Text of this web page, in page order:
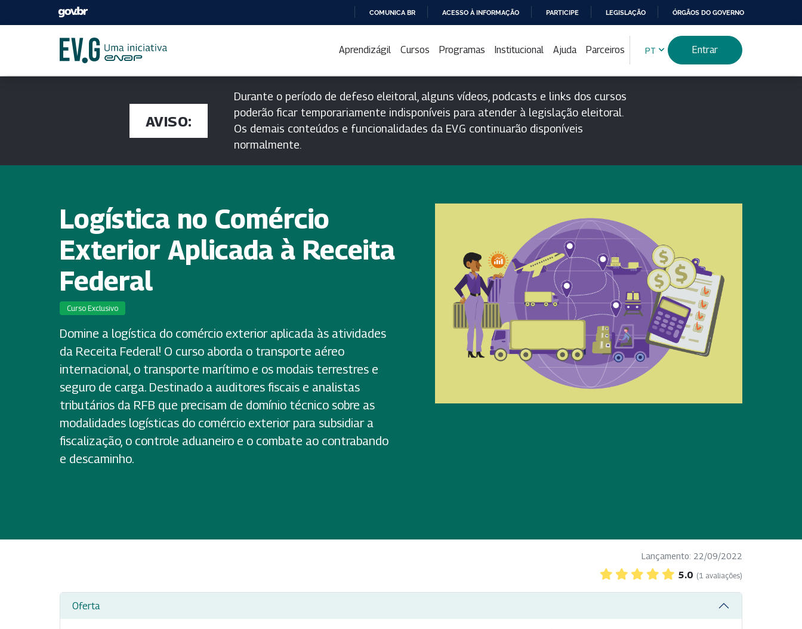
PARA
CONTEÚDO
COMUNICA BR ACESSO À INFORMAÇÃO PARTICIPE LEGISLAÇÃO ÓRGÃOS DO GOVERNO
Aprendizágil Cursos Programas Institucional Ajuda Parceiros PT Entrar
AVISO:
Durante o período de defeso eleitoral, alguns vídeos, podcasts e links dos cursos
poderão ficar temporariamente indisponíveis para atender à legislação eleitoral.
Os demais conteúdos e funcionalidades da EV.G continuarão disponíveis
normalmente.
Logística no Comércio
Exterior Aplicada à Receita
Federal
Curso Exclusivo
Domine a logística do comércio exterior aplicada às atividades
da Receita Federal! O curso aborda o transporte aéreo
internacional, o transporte marítimo e os modais terrestres e
seguro de carga. Destinado a auditores fiscais e analistas
tributários da RFB que precisam de domínio técnico sobre as
modalidades logísticas do comércio exterior para subsidiar a
fiscalização, o controle aduaneiro e o combate ao contrabando
e descaminho.
Lançamento: 22/09/2022
5.0 (1 avaliações)
Oferta